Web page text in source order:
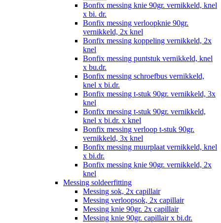
Bonfix messing knie 90gr. vernikkeld, knel
x bi. dr.
Bonfix messing verloopknie 90gr.
vernikkeld, 2x knel
Bonfix messing koppeling vernikkeld, 2x
knel
Bonfix messing puntstuk vernikkeld, knel
x bu.dr.
Bonfix messing schroefbus vernikkeld,
knel x bi.dr.
Bonfix messing t-stuk 90gr. vernikkeld, 3x
knel
Bonfix messing t-stuk 90gr. vernikkeld,
knel x bi.dr. x knel
Bonfix messing verloop t-stuk 90gr.
vernikkeld, 3x knel
Bonfix messing muurplaat vernikkeld, knel
x bi.dr.
Bonfix messing knie 90gr. vernikkeld, 2x
knel
Messing soldeerfitting
Messing sok, 2x capillair
Messing verloopsok, 2x capillair
Messing knie 90gr. 2x capillair
Messing knie 90gr. capillair x bi.dr.